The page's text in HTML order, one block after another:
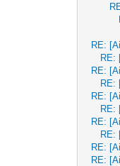
RE:
RE:
RE:
RE:
RE:
RE:
RE:
RE:
RE:
RE: